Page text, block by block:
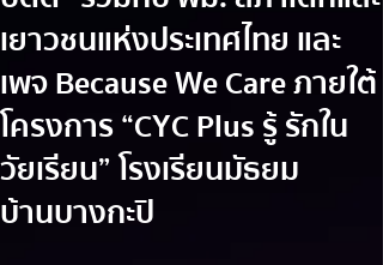
เยาวชนแห่งประเทศไทย และ
เพจ Because We Care ภายใต้
โครงการ “CYC Plus รู้ รักใน
วัยเรียน” โรงเรียนมัธยม
บ้านบางกะปิ